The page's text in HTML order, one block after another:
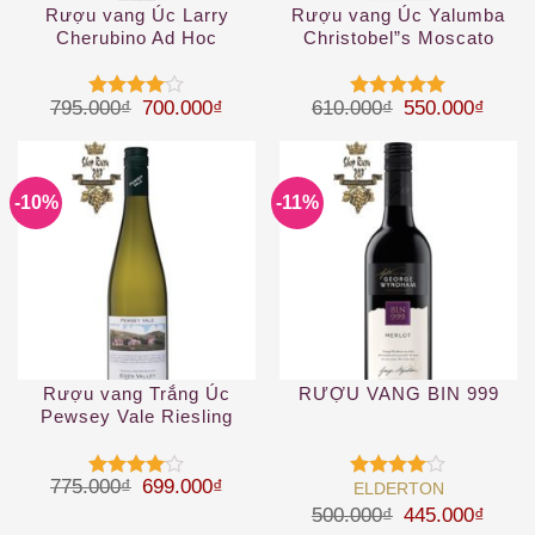
Rượu vang Úc Larry
Cherubino Ad Hoc
Được
45 sao
795.000₫ Giá gốc là: 795.000₫.
700.000₫ Giá hiện tại là: 700.000₫.
Rượu vang Úc Yalumba
Christobel”s Moscato
Được xếp
sao
610.000₫ Giá gốc là:
550.000₫
-10%
Rượu vang Trắng Úc
Pewsey Vale Riesling
Được
775.000₫ Giá gốc là: 775.000₫.
699.000₫ Giá hiện tại là: 699.000₫.
-11%
RƯỢU VANG BIN 999
Được
xếp hạng
ELDERTON
500.000₫ Giá gốc là:
445.000₫